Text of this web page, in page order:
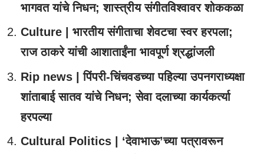
भागवत यांचे निधन; शास्त्रीय संगीतविश्वावर शोककळा
Culture | भारतीय संगीताचा शेवटचा स्वर हरपला;
राज ठाकरे यांची आशाताईंना भावपूर्ण श्रद्धांजली
Rip news | पिंपरी-चिंचवडच्या पहिल्या उपनगराध्यक्षा
शांताबाई सातव यांचे निधन; सेवा दलाच्या कार्यकर्त्या
हरपल्या
Cultural Politics | ‘देवाभाऊ’च्या पत्रावरून